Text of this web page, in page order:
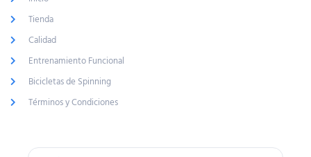
Tienda
Calidad
Entrenamiento Funcional
Bicicletas de Spinning
Términos y Condiciones